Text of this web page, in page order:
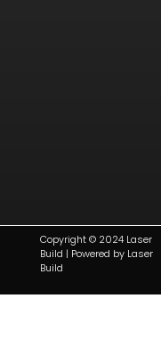
Copyright © 2024 Laser
Build | Powered by Laser
Build